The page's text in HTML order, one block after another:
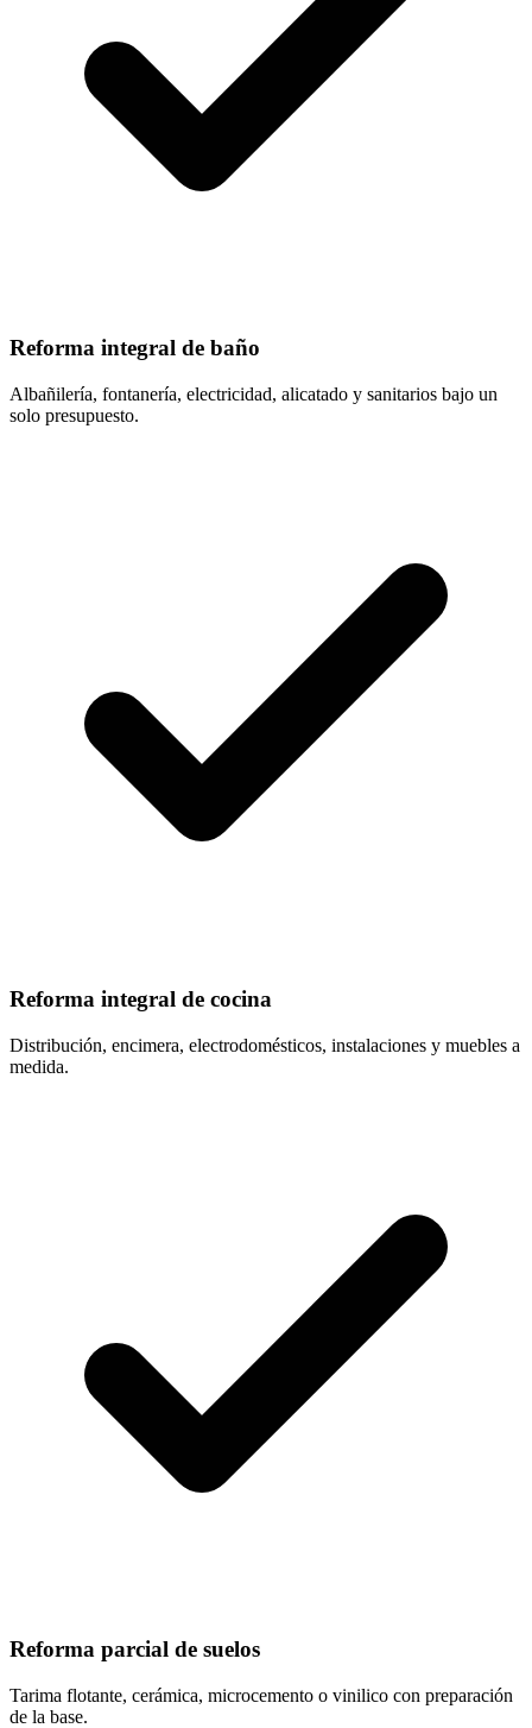
Reforma integral de baño
Albañilería, fontanería, electricidad, alicatado y sanitarios bajo un
solo presupuesto.
Reforma integral de cocina
Distribución, encimera, electrodomésticos, instalaciones y muebles a
medida.
Reforma parcial de suelos
Tarima flotante, cerámica, microcemento o vinilico con preparación
de la base.